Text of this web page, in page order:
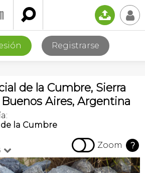
 📤 👤
Registrarse
de la Cumbre, Sierra
Aires, Argentina
la Cumbre
  Zoom ?